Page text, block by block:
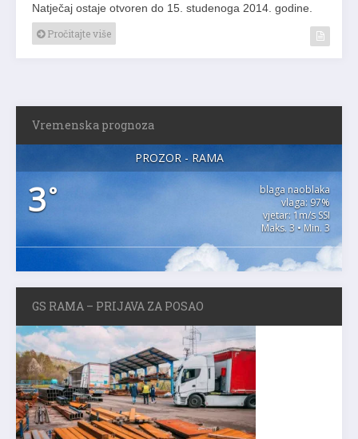
Natječaj ostaje otvoren do 15. studenoga 2014. godine.
Pročitajte više
Vremenska prognoza
PROZOR - RAMA
3°
blaga naoblaka
vlaga: 97%
vjetar: 1m/s SSI
Maks. 3 • Min. 3
GS RAMA – PRIJAVA ZA POSAO